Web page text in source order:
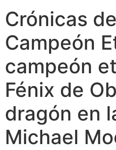
Crónicas
Campeón
campeón
Fénix de
dragón en
Michael